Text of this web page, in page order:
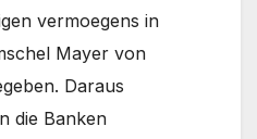
vermoegens in
Mayer von
Daraus
die Banken